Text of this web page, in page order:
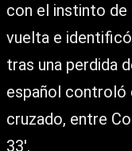
con el instinto de
vuelta e
tras una perdida
español controló
cruzado, entre
33′.